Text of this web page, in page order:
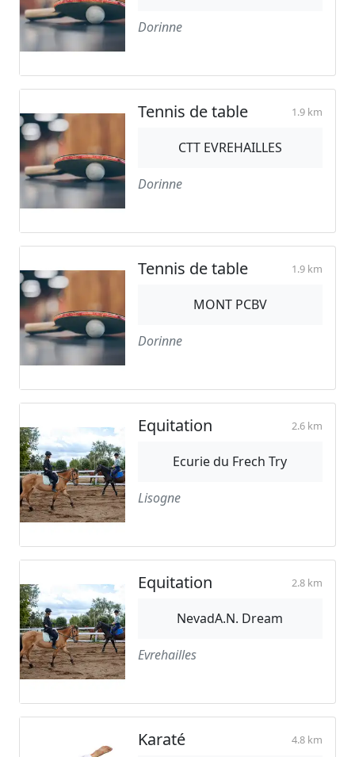
Dorinne
Tennis de table 1.9 km
CTT EVREHAILLES
Dorinne
Tennis de table 1.9 km
MONT PCBV
Dorinne
Equitation 2.6 km
Ecurie du Frech Try
Lisogne
Equitation 2.8 km
NevadA.N. Dream
Evrehailles
Karaté 4.8 km